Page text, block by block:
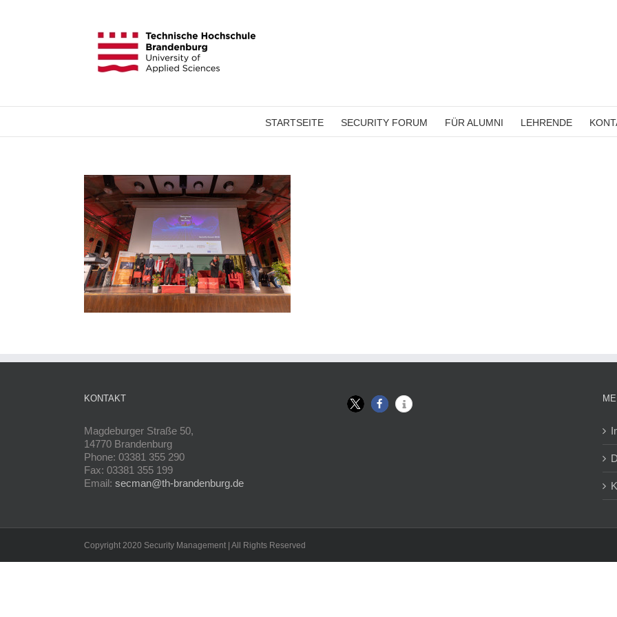
STARTSEITE SECURITY FORUM FÜR ALUMNI LEHRENDE
KONTAKT
Magdeburger Straße 50,
14770 Brandenburg
Phone: 03381 355 290
Fax: 03381 355 199
Email: secman@th-brandenburg.de
Copyright 2020 Security Management | All Rights Reserved